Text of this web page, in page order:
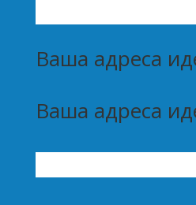
Ваша адреса
Ваша адреса